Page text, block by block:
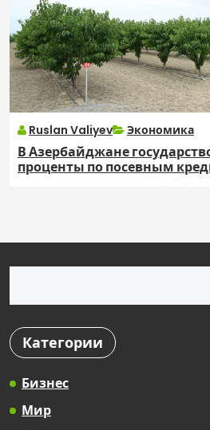
Ruslan Valiyev Экономика
В Азербайджане
проценты по посевным
Категории
Бизнес
Мир